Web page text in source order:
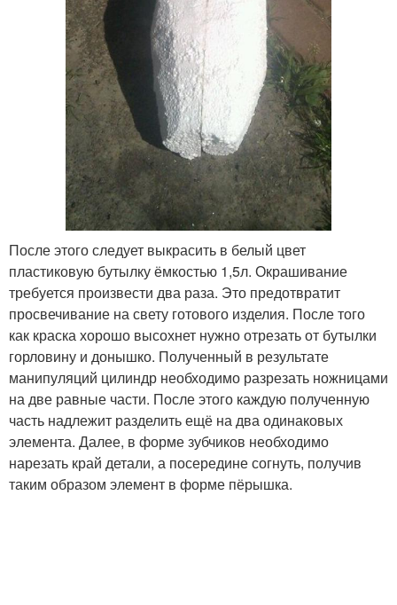
После этого следует выкрасить в белый цвет
пластиковую бутылку ёмкостью 1,5л. Окрашивание
требуется произвести два раза. Это предотвратит
просвечивание на свету готового изделия. После того
как краска хорошо высохнет нужно отрезать от бутылки
горловину и донышко. Полученный в результате
манипуляций цилиндр необходимо разрезать ножницами
на две равные части. После этого каждую полученную
часть надлежит разделить ещё на два одинаковых
элемента. Далее, в форме зубчиков необходимо
нарезать край детали, а посередине согнуть, получив
таким образом элемент в форме пёрышка.